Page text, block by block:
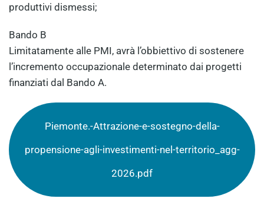
produttivi dismessi;
Bando B
Limitatamente alle PMI, avrà l’obbiettivo di sostenere
l’incremento occupazionale determinato dai progetti
finanziati dal Bando A.
Piemonte.-Attrazione-e-sostegno-della-
propensione-agli-investimenti-nel-territorio_agg-
2026.pdf